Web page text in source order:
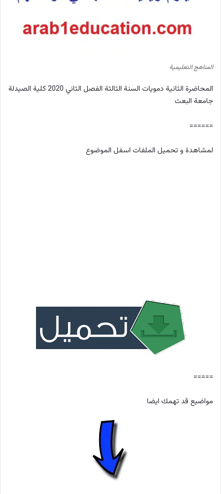
المناهج التعليمية
المحاضرة الثانية دمويات السنة الثالثة الفصل الثاني 2020 كلية الصيدلة
جامعة البعث
======
لمشاهدة و تحميل الملفات اسفل الموضوع
=====
مواضيع قد تهمك ايضا